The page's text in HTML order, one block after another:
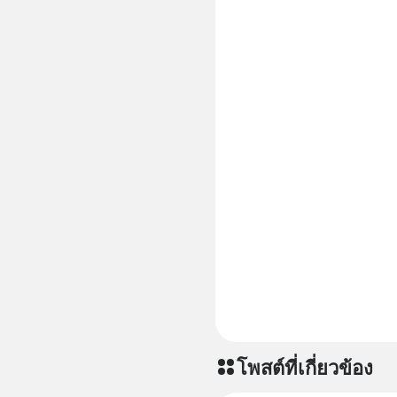
โพสต์ที่เกี่ยวข้อง